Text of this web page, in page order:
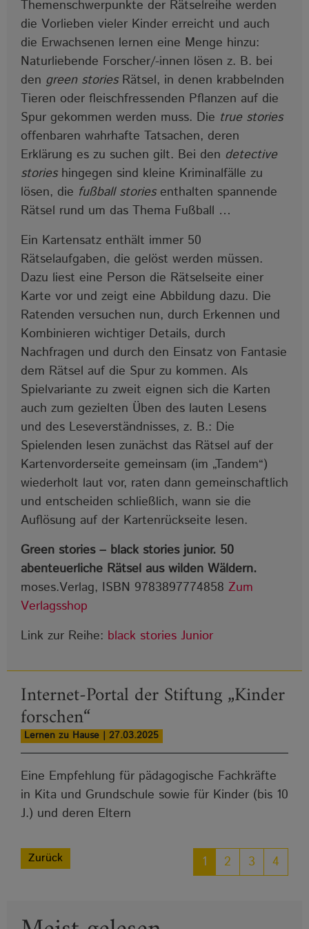
Themenschwerpunkte der Rätselreihe werden
die Vorlieben vieler Kinder erreicht und auch
die Erwachsenen lernen eine Menge hinzu:
Naturliebende Forscher/-innen lösen z. B. bei
den green storiesRätsel, in denen krabbelnden
Tieren oder fleischfressenden Pflanzen auf die
Spur gekommen werden muss. Die true stories
offenbaren wahrhafte Tatsachen, deren
Erklärung es zu suchen gilt. Bei den detective
storieshingegen sind kleine Kriminalfälle zu
lösen, die fußball storiesenthalten spannende
Rätsel rund um das Thema Fußball …
Ein Kartensatz enthält immer 50
Rätselaufgaben, die gelöst werden müssen.
Dazu liest eine Person die Rätselseite einer
Karte vor und zeigt eine Abbildung dazu. Die
Ratenden versuchen nun, durch Erkennen und
Kombinieren wichtiger Details, durch
Nachfragen und durch den Einsatz von Fantasie
dem Rätsel auf die Spur zu kommen. Als
Spielvariante zu zweit eignen sich die Karten
auch zum gezielten Üben des lauten Lesens
und des Leseverständnisses, z. B.: Die
Spielenden lesen zunächst das Rätsel auf der
Kartenvorderseite gemeinsam (im „Tandem“)
wiederholt laut vor, raten dann gemeinschaftlich
und entscheiden schließlich, wann sie die
Auflösung auf der Kartenrückseite lesen.
Green stories ‒ black stories junior. 50
abenteuerliche Rätsel aus wilden Wäldern.
moses.Verlag, ISBN 9783897774858 Zum
Verlagsshop
Link zur Reihe: black stories Junior
Internet-Portal der Stiftung „Kinder
forschen“
Lernen zu Hause | 27.03.2025
Eine Empfehlung für pädagogische Fachkräfte
in Kita und Grundschule sowie für Kinder (bis 10
J.) und deren Eltern
Zurück 1 2 3 4